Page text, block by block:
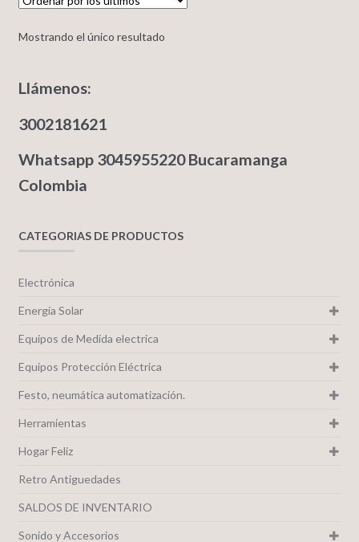
Mostrando el único resultado
Llámenos:
3002181621
Whatsapp 3045955220 Bucaramanga
Colombia
CATEGORIAS DE PRODUCTOS
Electrónica
Energía Solar
Equipos de Medida electrica
Equipos Protección Eléctrica
Festo, neumática automatización.
Herramientas
Hogar Feliz
Retro Antiguedades
SALDOS DE INVENTARIO
Sonido y Accesorios